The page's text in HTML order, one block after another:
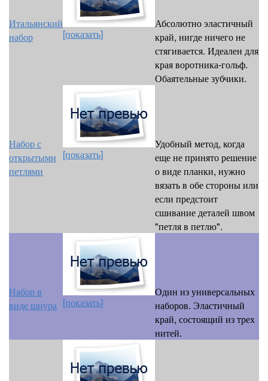
Итальянский
набор
[показать]
Абсолютно эластичный
край, нигде ничего не
стягивается. Идеален для
края воротника-гольф.
Обаятельные зубчики.
Набор с
открытыми
петлями
[показать]
Удобный метод, когда
еще не принято решение
о виде планки, нужно
вязать в обе стороны или
если предстоит
сшивание деталей швом
"петля в петлю".
Набор в
виде шнура [показать]
Один из универсальных
наборов. Эластичный
край, состоящий из трех
нитей.